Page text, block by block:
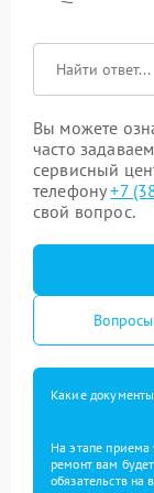
Вы можете
часто
сервисный
телефону+7
свой вопрос.
Какие
На этапе приема
ремонт вам
обязательств на